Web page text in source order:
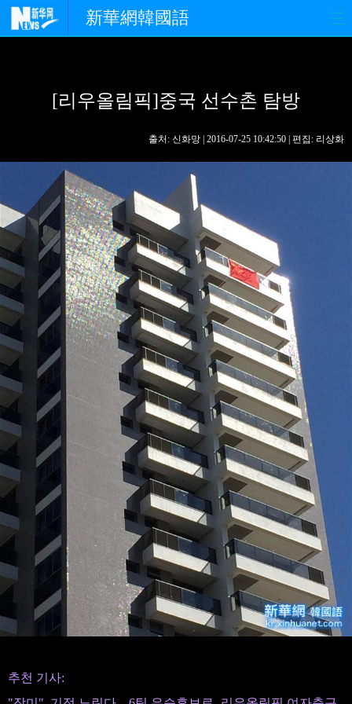
新華網韓國語
경제 사회 포토
핫 TV 문화
연예 관광
생생 중국어
[리우올림픽]중국 선수촌 탐방
출처: 신화망 | 2016-07-25 10:42:50 | 편집: 리상화
추천 기사: